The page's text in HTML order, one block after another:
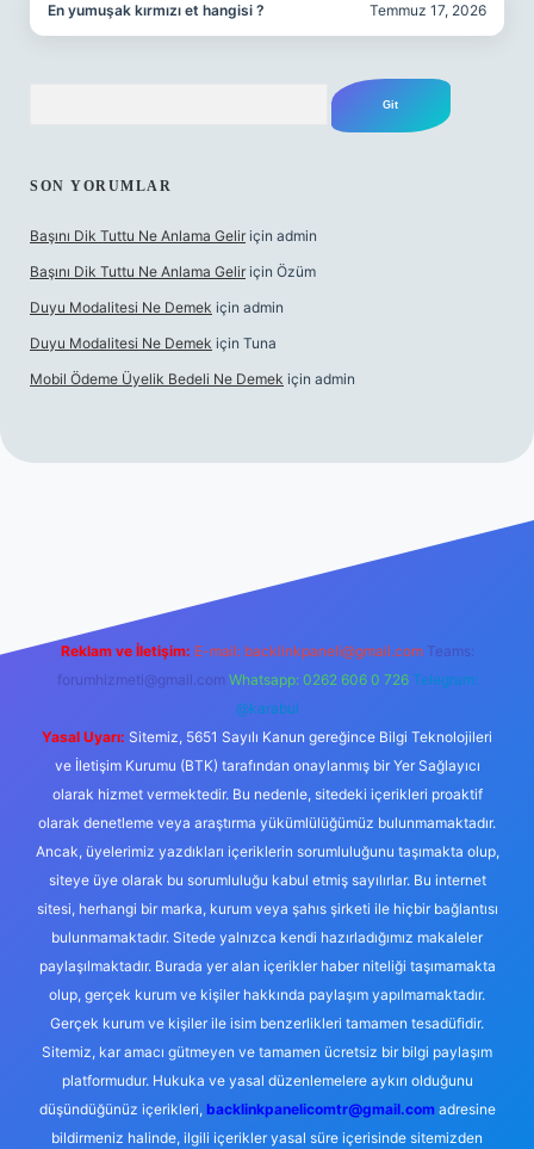
En yumuşak kırmızı et hangisi ? Temmuz 17, 2026
SON YORUMLAR
Başını Dik Tuttu Ne Anlama Gelir için admin
Başını Dik Tuttu Ne Anlama Gelir için Özüm
Duyu Modalitesi Ne Demek için admin
Duyu Modalitesi Ne Demek için Tuna
Mobil Ödeme Üyelik Bedeli Ne Demek için admin
Reklam ve İletişim: E-mail: backlinkpaneli@gmail.com Teams:
forumhizmeti@gmail.com Whatsapp: 0262 606 0 726 Telegram:
@karabul
Yasal Uyarı: Sitemiz, 5651 Sayılı Kanun gereğince Bilgi Teknolojileri
ve İletişim Kurumu (BTK) tarafından onaylanmış bir Yer Sağlayıcı
olarak hizmet vermektedir. Bu nedenle, sitedeki içerikleri proaktif
olarak denetleme veya araştırma yükümlülüğümüz bulunmamaktadır.
Ancak, üyelerimiz yazdıkları içeriklerin sorumluluğunu taşımakta olup,
siteye üye olarak bu sorumluluğu kabul etmiş sayılırlar. Bu internet
sitesi, herhangi bir marka, kurum veya şahıs şirketi ile hiçbir bağlantısı
bulunmamaktadır. Sitede yalnızca kendi hazırladığımız makaleler
paylaşılmaktadır. Burada yer alan içerikler haber niteliği taşımamakta
olup, gerçek kurum ve kişiler hakkında paylaşım yapılmamaktadır.
Gerçek kurum ve kişiler ile isim benzerlikleri tamamen tesadüfidir.
Sitemiz, kar amacı gütmeyen ve tamamen ücretsiz bir bilgi paylaşım
platformudur. Hukuka ve yasal düzenlemelere aykırı olduğunu
düşündüğünüz içerikleri, backlinkpanelicomtr@gmail.comadresine
bildirmeniz halinde, ilgili içerikler yasal süre içerisinde sitemizden